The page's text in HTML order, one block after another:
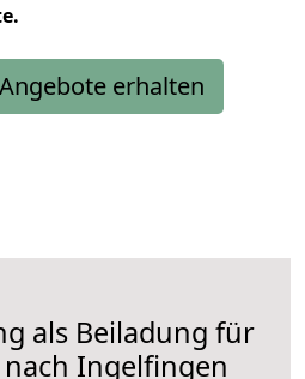
erhalten
als Beiladung für
Ingelfingen